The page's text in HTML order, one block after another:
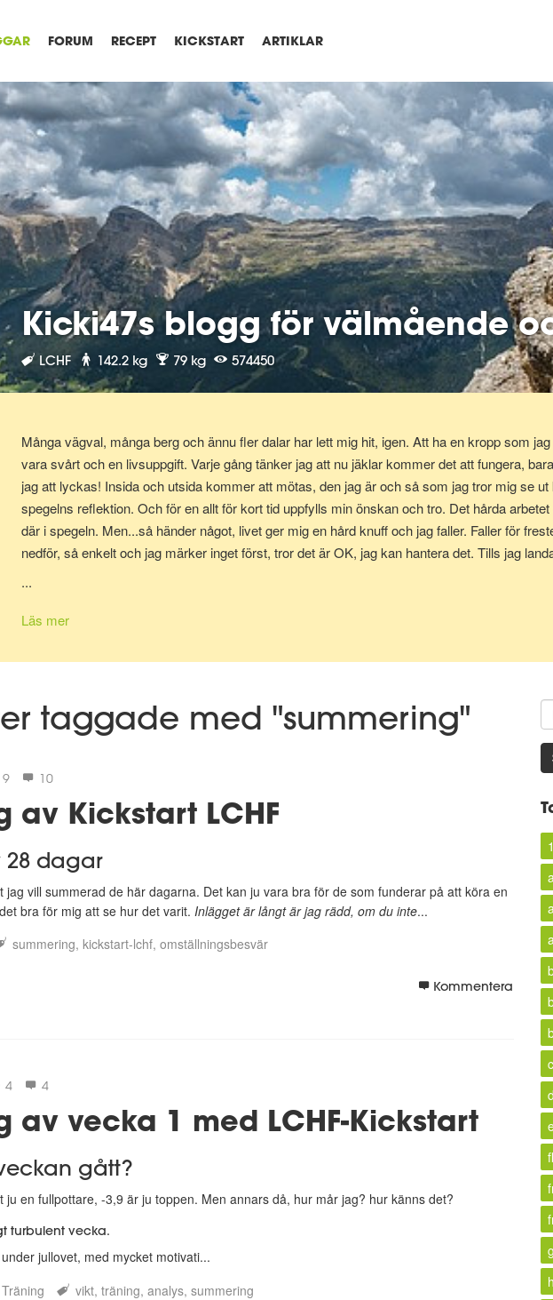
FORUM RECEPT KICKSTART ARTIKLAR
Kicki47s blogg för välmående
LCHF 142.2 kg 79 kg 574450
Många vägval, många berg och ännu fler dalar har lett mig hit, igen. Att ha en kropp som
vara svårt och en livsuppgift. Varje gång tänker jag att nu jäklar kommer det att fungera,
jag att lyckas! Insida och utsida kommer att mötas, den jag är och så som jag tror mig se
spegelns reflektion. Och för en allt för kort tid uppfylls min önskan och tro. Det hårda
där i spegeln. Men...så händer något, livet ger mig en hård knuff och jag faller. Faller för
nedför, så enkelt och jag märker inget först, tror det är OK, jag kan hantera det. Tills jag
...
Läs mer
taggade med "summering"
9 10
av Kickstart LCHF
28 dagar
jag vill summerad de här dagarna. Det kan ju vara bra för de som funderar på att köra en
bra för mig att se hur det varit. Inlägget är långt är jag rädd, om du inte...
summering kickstart-lchf omställningsbesvär
Kommentera
4 4
av vecka 1 med LCHF-Kickstart
gått?
ju en fullpottare, -3,9 är ju toppen. Men annars då, hur mår jag? hur känns det?
turbulent vecka.
jullovet, med mycket motivati...
Träning vikt träning analys summering